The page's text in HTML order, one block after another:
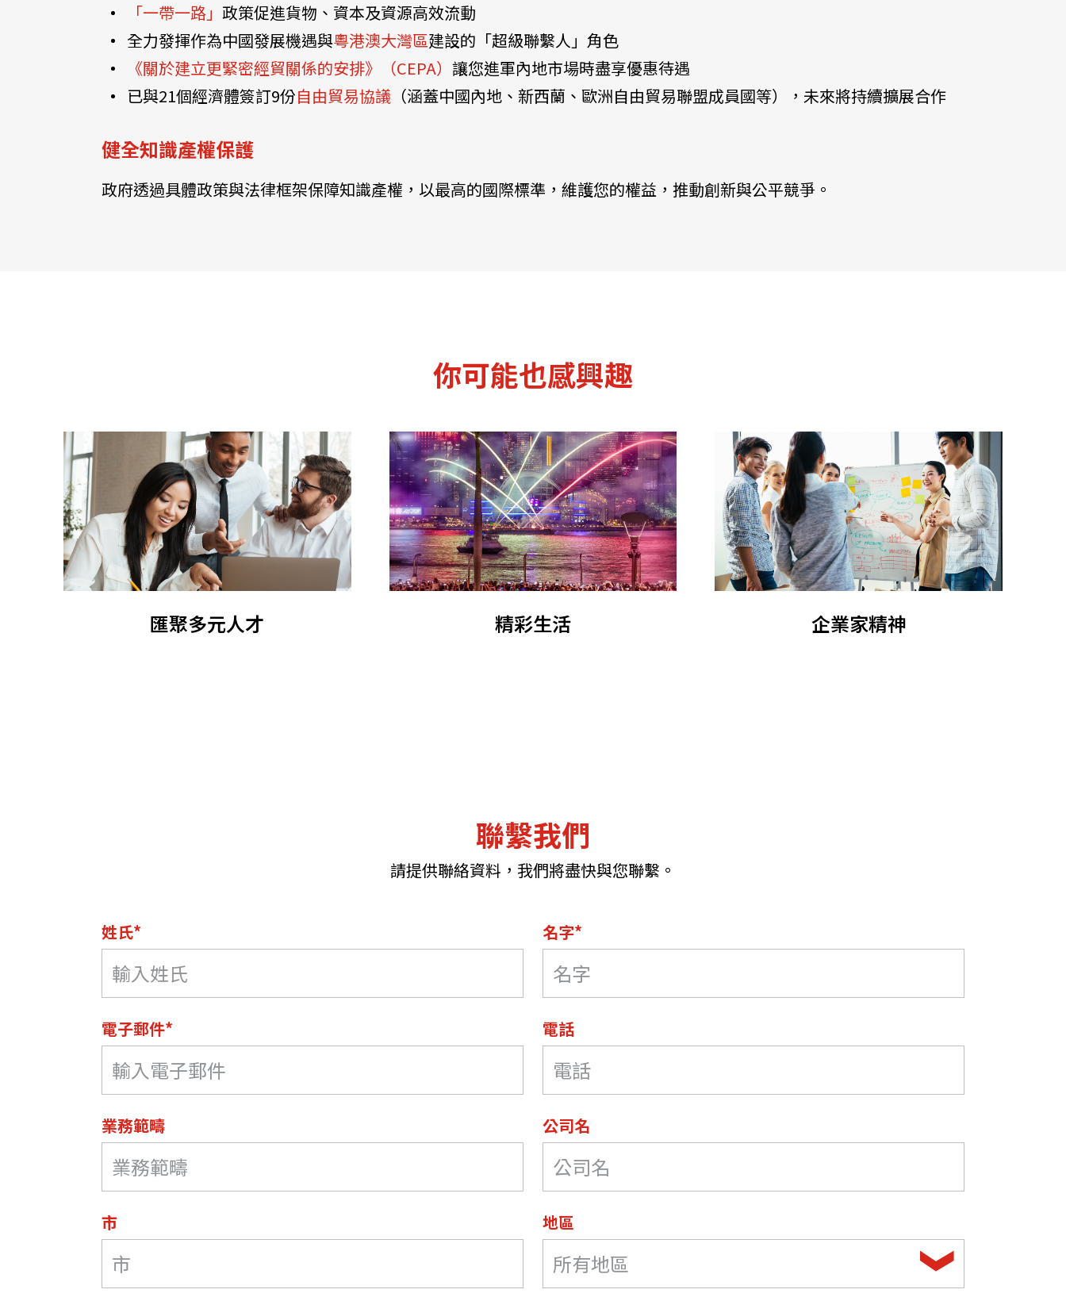
「一帶一路」 政策促進貨物、資本及資源高效流動
全力發揮作為中國發展機遇與粵港澳大灣區建設的「超級聯繫人」角色
《關於建立更緊密經貿關係的安排》（CEPA） 讓您進軍內地市場時盡享優惠待遇
已與21個經濟體簽訂9份自由貿易協議 （涵蓋中國內地、新西蘭、歐洲自由貿易聯盟成員國等），未來將持續擴展合作
健全知識產權保護
政府透過具體政策與法律框架保障知識產權，以最高的國際標準，維護您的權益，推動創新與公平競爭。
你可能也感興趣
匯聚多元人才 精彩生活 企業家精神
聯繫我們
請提供聯絡資料，我們將盡快與您聯繫。
姓氏* 名字*
電子郵件* 電話
業務範疇 公司名
市 地區
所有地區